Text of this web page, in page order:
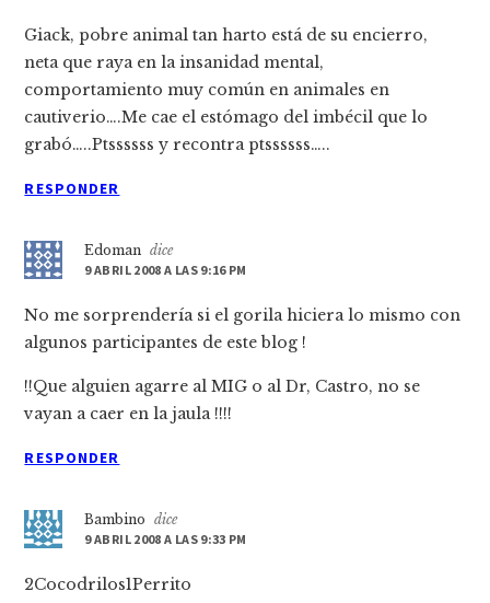
Giack, pobre animal tan harto está de su encierro,
neta que raya en la insanidad mental,
comportamiento muy común en animales en
cautiverio….Me cae el estómago del imbécil que lo
grabó…..Ptssssss y recontra ptssssss…..
RESPONDER
Edoman dice
9 ABRIL 2008 A LAS 9:16 PM
No me sorprenderí­a si el gorila hiciera lo mismo con
algunos participantes de este blog !
!!Que alguien agarre al MIG o al Dr, Castro, no se
vayan a caer en la jaula !!!!
RESPONDER
Bambino
dice
9 ABRIL 2008 A LAS 9:33 PM
2Cocodrilos1Perrito